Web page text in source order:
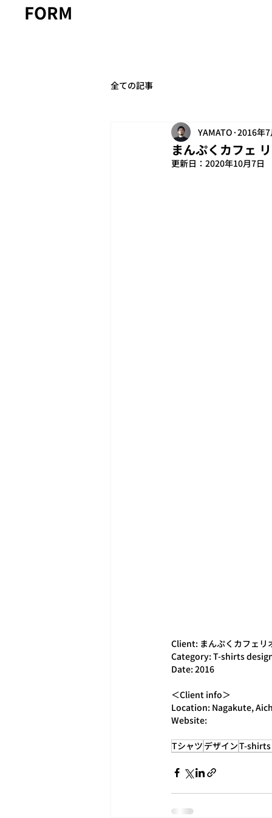
FORM
全ての記事
まんぷくカフェ
YAMATO 2016年
更新日： 2020年10月7日
Client: まんぷくカフェリ
Category: T-shirts
Date: 2016
＜Client info＞
Location: Nagakute,
Website:
Tシャツ デザインT-